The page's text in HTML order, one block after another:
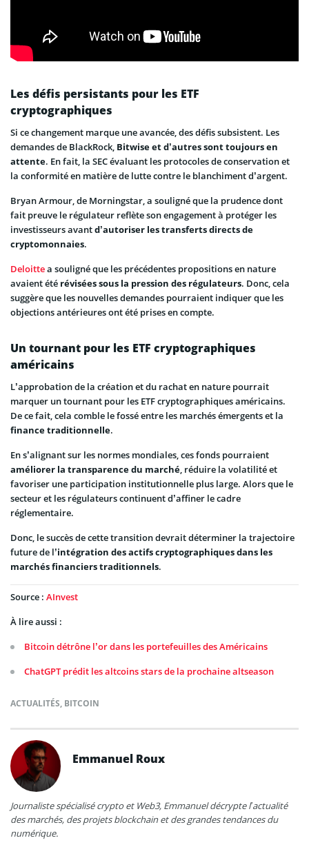
Les défis persistants pour les ETF
cryptographiques
Si ce changement marque une avancée, des défis subsistent. Les
demandes de BlackRock, Bitwise et d’autres sont toujours en
attente. En fait, la SEC évaluant les protocoles de conservation et
la conformité en matière de lutte contre le blanchiment d’argent.
Bryan Armour, de Morningstar, a souligné que la prudence dont
fait preuve le régulateur reflète son engagement à protéger les
investisseurs avantd’autoriser les transferts directs de
cryptomonnaies.
Deloittea souligné que les précédentes propositions en nature
avaient été révisées sous la pression des régulateurs. Donc, cela
suggère que les nouvelles demandes pourraient indiquer que les
objections antérieures ont été prises en compte.
Un tournant pour les ETF cryptographiques
américains
L’approbation de la création et du rachat en nature pourrait
marquer un tournant pour les ETF cryptographiques américains.
De ce fait, cela comble le fossé entre les marchés émergents et la
finance traditionnelle.
En s’alignant sur les normes mondiales, ces fonds pourraient
améliorer la transparence du marché, réduire la volatilité et
favoriser une participation institutionnelle plus large. Alors que le
secteur et les régulateurs continuent d’affiner le cadre
réglementaire.
Donc, le succès de cette transition devrait déterminer la trajectoire
future de l’intégration des actifs cryptographiques dans les
marchés financiers traditionnels.
Source : AInvest
À lire aussi :
Bitcoin détrône l’or dans les portefeuilles des Américains
ChatGPT prédit les altcoins stars de la prochaine altseason
ACTUALITÉS, BITCOIN
Emmanuel Roux
Journaliste spécialisé crypto et Web3, Emmanuel décrypte l’actualité
des marchés, des projets blockchain et des grandes tendances du
numérique.